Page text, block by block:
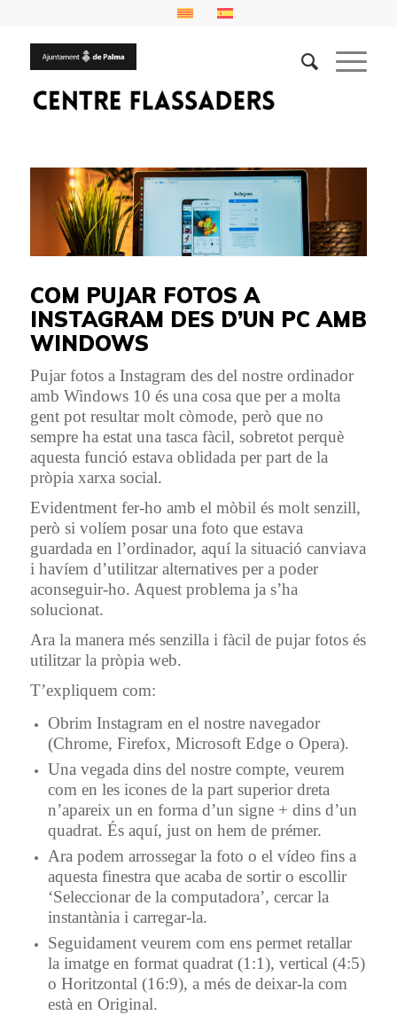
COM PUJAR FOTOS A
INSTAGRAM DES D’UN PC AMB
WINDOWS
Pujar fotos a Instagram des del nostre ordinador
amb Windows 10 és una cosa que per a molta
gent pot resultar molt còmode, però que no
sempre ha estat una tasca fàcil, sobretot perquè
aquesta funció estava oblidada per part de la
pròpia xarxa social.
Evidentment fer-ho amb el mòbil és molt senzill,
però si volíem posar una foto que estava
guardada en l’ordinador, aquí la situació canviava
i havíem d’utilitzar alternatives per a poder
aconseguir-ho. Aquest problema ja s’ha
solucionat.
Ara la manera més senzilla i fàcil de pujar fotos és
utilitzar la pròpia web.
T’expliquem com:
Obrim Instagram en el nostre navegador
(Chrome, Firefox, Microsoft Edge o Opera).
Una vegada dins del nostre compte, veurem
com en les icones de la part superior dreta
n’apareix un en forma d’un signe + dins d’un
quadrat. És aquí, just on hem de prémer.
Ara podem arrossegar la foto o el vídeo fins a
aquesta finestra que acaba de sortir o escollir
‘Seleccionar de la computadora’, cercar la
instantània i carregar-la.
Seguidament veurem com ens permet retallar
la imatge en format quadrat (1:1), vertical (4:5)
o Horitzontal (16:9), a més de deixar-la com
està en Original.